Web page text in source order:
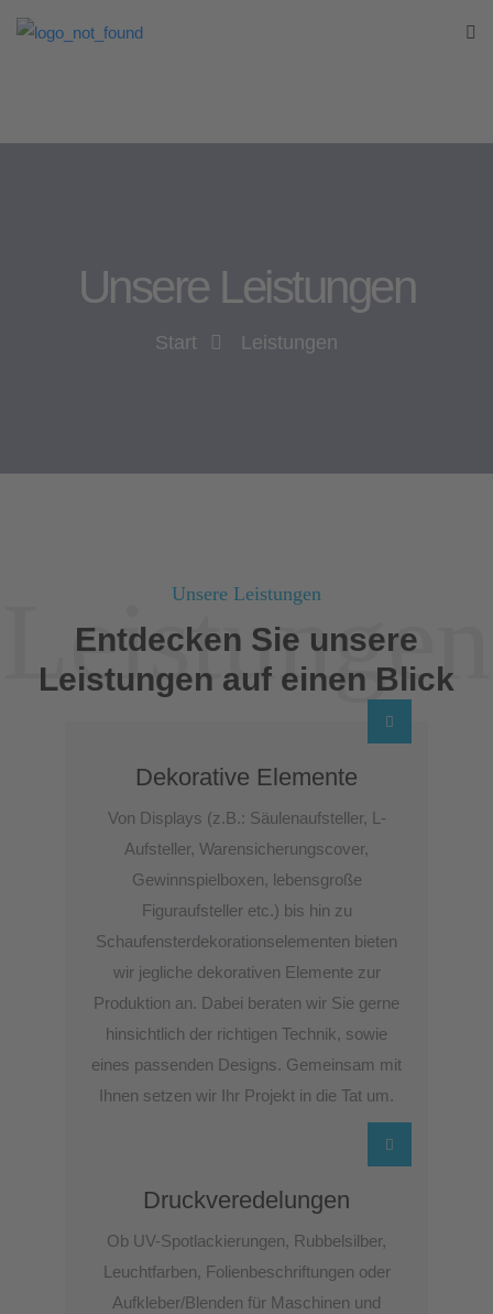
Unsere Leistungen
Start Leistungen
Unsere Leistungen
Entdecken Sie unsere
Leistungen auf einen Blick
Leistungen
Dekorative Elemente
Von Displays (z.B.: Säulenaufsteller, L-
Aufsteller, Warensicherungscover,
Gewinnspielboxen, lebensgroße
Figuraufsteller etc.) bis hin zu
Schaufensterdekorationselementen bieten
wir jegliche dekorativen Elemente zur
Produktion an. Dabei beraten wir Sie gerne
hinsichtlich der richtigen Technik, sowie
eines passenden Designs. Gemeinsam mit
Ihnen setzen wir Ihr Projekt in die Tat um.
Druckveredelungen
Ob UV-Spotlackierungen, Rubbelsilber,
Leuchtfarben, Folienbeschriftungen oder
Aufkleber/Blenden für Maschinen und